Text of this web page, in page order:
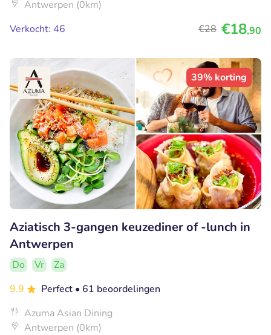
Antwerpen (0km)
Verkocht: 46
€28 €18,90
39% korting
Aziatisch 3-gangen keuzediner of -lunch in
Antwerpen
Do Vr
Za
9.9
Perfect • 61 beoordelingen
Azuma Asian Dining
Antwerpen (0km)